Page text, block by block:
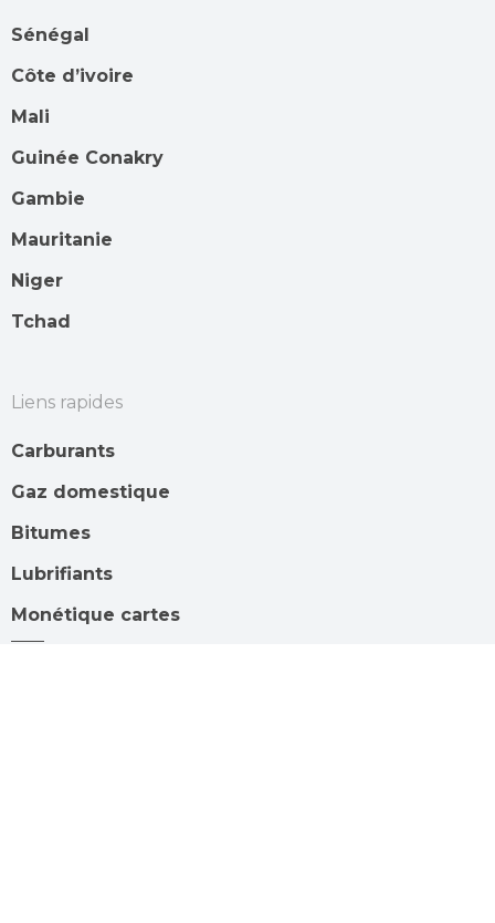
Sénégal
Côte d’ivoire
Mali
Guinée Conakry
Gambie
Mauritanie
Niger
Tchad
Liens rapides
Carburants
Gaz domestique
Bitumes
Lubrifiants
Monétique cartes